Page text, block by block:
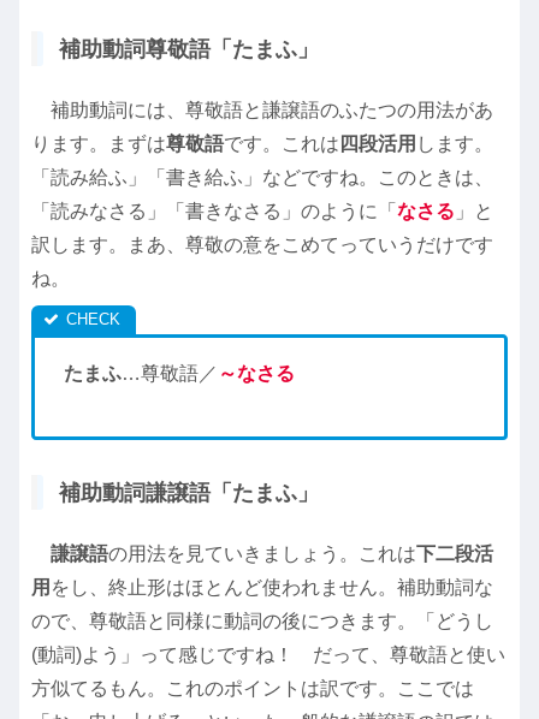
補助動詞尊敬語「たまふ」
補助動詞には、尊敬語と謙譲語のふたつの用法があ
ります。まずは尊敬語です。これは 四段活用 します。
「読み給ふ」「書き給ふ」などですね。このときは、
「読みなさる」「書きなさる」のように「 なさる 」と
訳します。まあ、尊敬の意をこめてっていうだけです
ね。
たまふ…尊敬語／ ～なさる
補助動詞謙譲語「たまふ」
謙譲語の用法を見ていきましょう。これは下二段活
用 をし、終止形はほとんど使われません。補助動詞な
ので、尊敬語と同様に動詞の後につきます。「どうし
(動詞)よう」って感じですね！ だって、尊敬語と使い
方似てるもん。これのポイントは訳です。ここでは